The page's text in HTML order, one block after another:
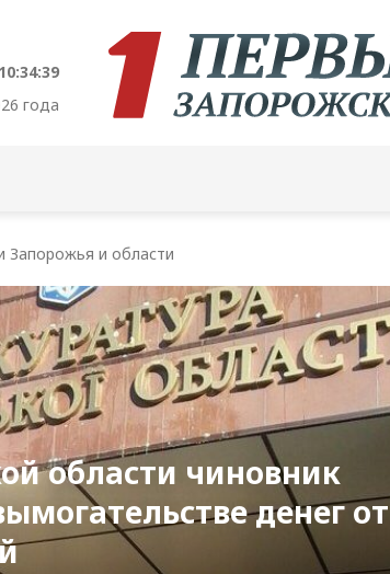
10:34:40
года
Запорожья и области
области чиновник
денег от